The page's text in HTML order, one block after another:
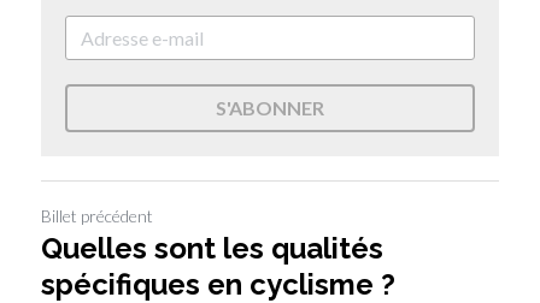
S'ABONNER
Billet précédent
Quelles sont les qualités
spécifiques en cyclisme ?